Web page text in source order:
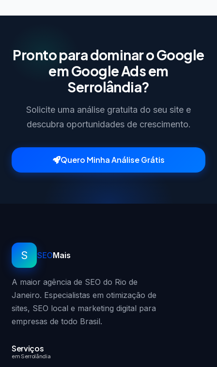
Pronto para dominar o Google
em Google Ads em
Serrolândia?
Solicite uma análise gratuita do seu site e
descubra oportunidades de crescimento.
Quero Minha Análise Grátis
S SEOMais
A maior agência de SEO do Rio de
Janeiro. Especialistas em otimização de
sites, SEO local e marketing digital para
empresas de todo Brasil.
Serviços
em Serrolândia